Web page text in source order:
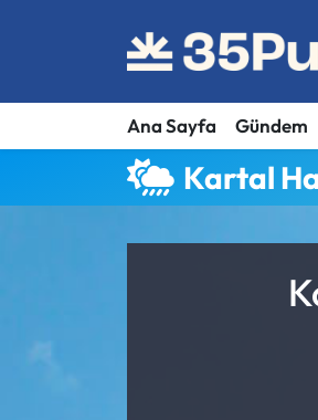
Ana Sayfa Gündem
Kartal